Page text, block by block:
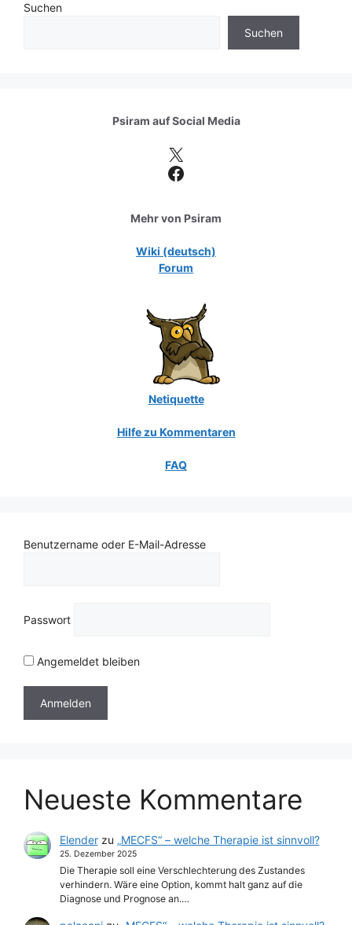
Suchen
Suchen
Psiram aufSocial Media
X
Facebook
Mehr von Psiram
Wiki (deutsch)
Forum
Netiquette
Hilfe zu Kommentaren
FAQ
Benutzername oder E-Mail-Adresse
Passwort
Angemeldet bleiben
Neueste Kommentare
Elenderzu „MECFS“ – welche Therapie ist sinnvoll?
25. Dezember 2025
Die Therapie soll eine Verschlechterung des Zustandes
verhindern. Wäre eine Option, kommt halt ganz auf die
Diagnose und Prognose an.…